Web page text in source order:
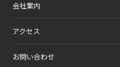
会社案内
アクセス
お問い合わせ